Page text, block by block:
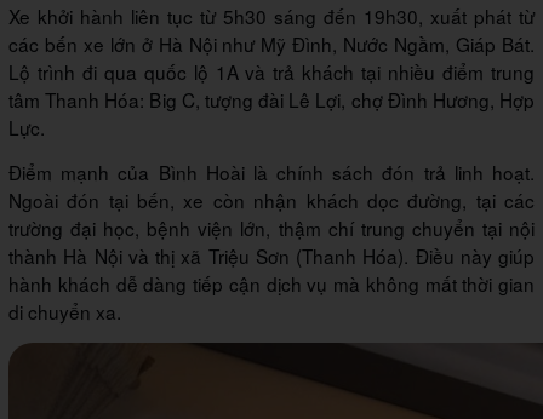
Xe khởi hành liên tục từ 5h30 sáng đến 19h30, xuất phát từ
các bến xe lớn ở Hà Nội như Mỹ Đình, Nước Ngầm, Giáp Bát.
Lộ trình đi qua quốc lộ 1A và trả khách tại nhiều điểm trung
tâm Thanh Hóa: Big C, tượng đài Lê Lợi, chợ Đình Hương, Hợp
Lực.
Điểm mạnh của Bình Hoài là chính sách đón trả linh hoạt.
Ngoài đón tại bến, xe còn nhận khách dọc đường, tại các
trường đại học, bệnh viện lớn, thậm chí trung chuyển tại nội
thành Hà Nội và thị xã Triệu Sơn (Thanh Hóa). Điều này giúp
hành khách dễ dàng tiếp cận dịch vụ mà không mất thời gian
di chuyển xa.